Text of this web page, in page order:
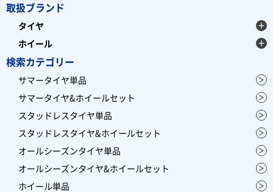
取扱ブランド
タイヤ
ホイール
検索カテゴリー
サマータイヤ単品
サマータイヤ&ホイールセット
スタッドレスタイヤ単品
スタッドレスタイヤ&ホイールセット
オールシーズンタイヤ単品
オールシーズンタイヤ&ホイールセット
ホイール単品